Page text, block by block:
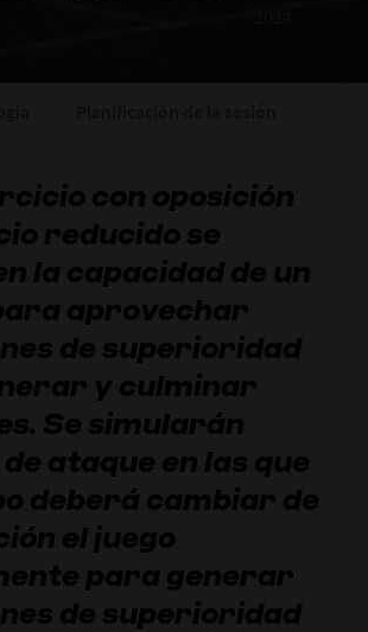
con oposición
reducido se
la capacidad de un
aprovechar
de superioridad
y culminar
Se simularán
ataque en las que
deberá cambiar de
el juego
para generar
de superioridad